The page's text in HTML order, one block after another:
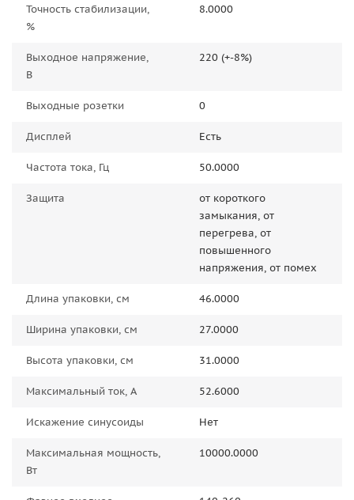
Точность стабилизации,
%
8.0000
Выходное напряжение,
В
220 (+-8%)
Выходные розетки 0
Дисплей Есть
Частота тока, Гц 50.0000
Защита
от короткого
замыкания, от
перегрева, от
повышенного
напряжения, от помех
Длина упаковки, см 46.0000
Ширина упаковки, см 27.0000
Высота упаковки, см 31.0000
Максимальный ток, А 52.6000
Искажение синусоиды Нет
Максимальная мощность,
Вт
10000.0000